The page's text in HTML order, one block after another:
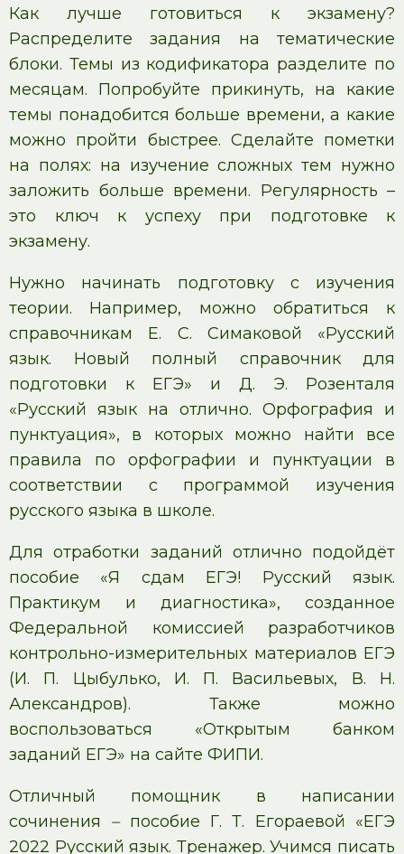
Как лучше готовиться к экзамену?
Распределите задания на тематические
блоки. Темы из кодификатора разделите по
месяцам. Попробуйте прикинуть, на какие
темы понадобится больше времени, а какие
можно пройти быстрее. Сделайте пометки
на полях: на изучение сложных тем нужно
заложить больше времени. Регулярность –
это ключ к успеху при подготовке к
экзамену.
Нужно начинать подготовку с изучения
теории. Например, можно обратиться к
справочникам Е. С. Симаковой «Русский
язык. Новый полный справочник для
подготовки к ЕГЭ» и Д. Э. Розенталя
«Русский язык на отлично. Орфография и
пунктуация», в которых можно найти все
правила по орфографии и пунктуации в
соответствии с программой изучения
русского языка в школе.
Для отработки заданий отлично подойдёт
пособие «Я сдам ЕГЭ! Русский язык.
Практикум и диагностика», созданное
Федеральной комиссией разработчиков
контрольно-измерительных материалов ЕГЭ
(И. П. Цыбулько, И. П. Васильевых, В. Н.
Александров). Также можно
воспользоваться «Открытым банком
заданий ЕГЭ» на сайте ФИПИ.
Отличный помощник в написании
сочинения – пособие Г. Т. Егораевой «ЕГЭ
2022 Русский язык. Тренажер. Учимся писать